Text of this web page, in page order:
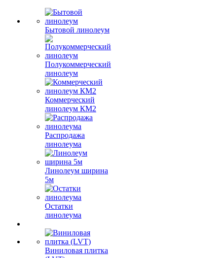
Бытовой линолеум
Полукоммерческий
линолеум
Коммерческий
линолеум КМ2
Распродажа
линолеума
Линолеум ширина
5м
Остатки
линолеума
Виниловая плитка